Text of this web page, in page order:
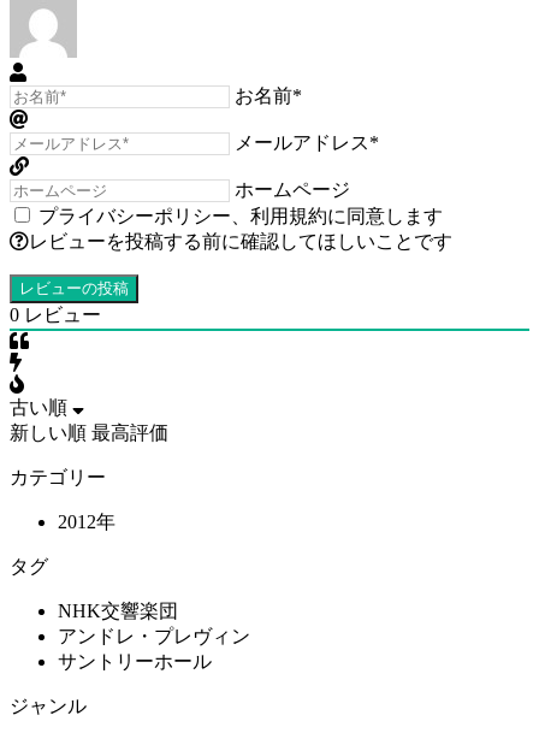
お名前*
メールアドレス*
ホームページ
プライバシーポリシー
利用規約に同意します
レビューを投稿する前に確認してほしいことです
0 レビュー
古い順
新しい順 最高評価
カテゴリー
2012年
タグ
NHK交響楽団
アンドレ・プレヴィン
サントリーホール
ジャンル